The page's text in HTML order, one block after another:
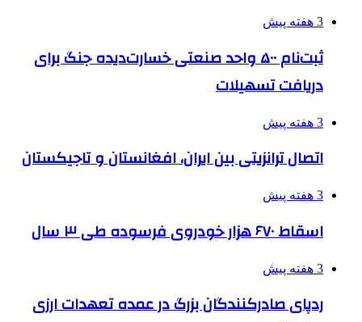
3 هفته پیش
ثبت‌نام ۵۰۰ واحد صنعتی خسارت‌دیده جنگ برای
دریافت تسهیلات
3 هفته پیش
اتصال ترانزیتی بین ایران، افغانستان و تاجیکستان
3 هفته پیش
اسقاط ۶۷۰ هزار خودروی فرسوده طی ۳ سال
3 هفته پیش
ردپای صادرکنندگان بزرگ در عمده تعهدات ارزی